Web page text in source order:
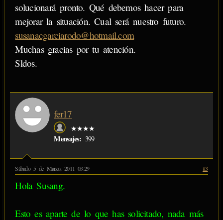
solucionará pronto. Qué debemos hacer para
mejorar la situación. Cual será nuestro futuro.
susanacgarciarodo@hotmail.com
Muchas gracias por tu atención.
Sldos.
fer17
★★★★
Mensajes: 399
Sábado 5 de Marzo, 2011 03:29 #3
Hola Susang.
Esto es aparte de lo que has solicitado, nada más